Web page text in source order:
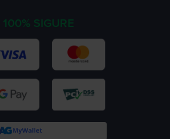
SIGURE